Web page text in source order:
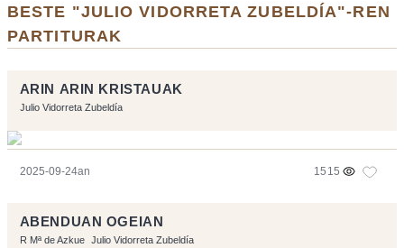
BESTE "JULIO VIDORRETA ZUBELDÍA"-REN
PARTITURAK
ARIN ARIN KRISTAUAK
Julio Vidorreta Zubeldía
2025-09-24an 1515
ABENDUAN OGEIAN
R Mª de Azkue Julio Vidorreta Zubeldía